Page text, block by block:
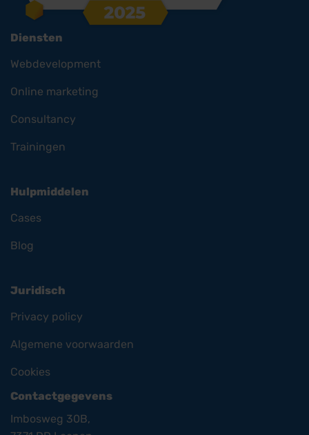
Diensten
Webdevelopment
Online marketing
Consultancy
Trainingen
Hulpmiddelen
Cases
Blog
Juridisch
Privacy policy
Algemene voorwaarden
Cookies
Contactgegevens
Imbosweg 30B,